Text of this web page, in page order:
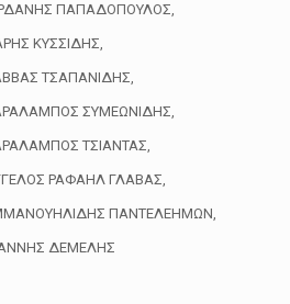
ΠΑΠΑΔΟΠΟΥΛΟΣ,
ΚΥΣΣΙΔΗΣ,
ΤΣΑΠΑΝΙΔΗΣ,
ΣΥΜΕΩΝΙΔΗΣ,
ΤΣΙΑΝΤΑΣ,
ΡΑΦΑΗΛ ΓΛΑΒΑΣ,
ΠΑΝΤΕΛΕΗΜΩΝ,
ΔΕΜΕΛΗΣ